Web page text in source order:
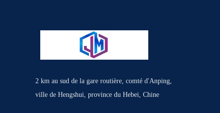
2 km au sud de la gare routière, comté d'Anping,
ville de Hengshui, province du Hebei, Chine